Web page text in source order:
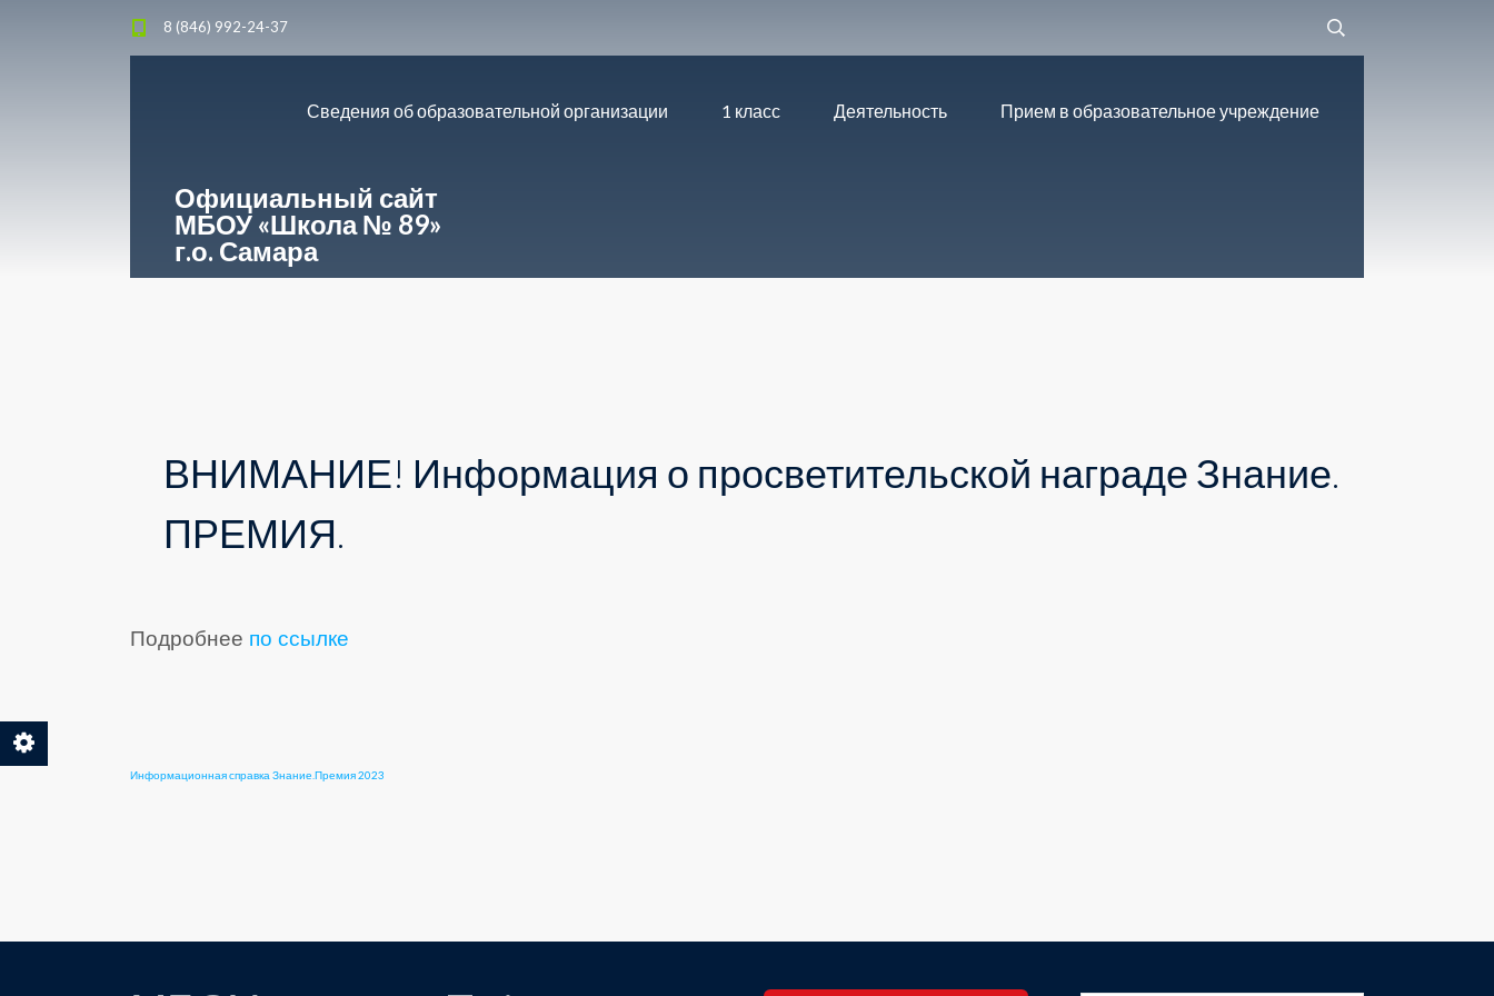
8 (846) 992-24-37
Сведения об образовательной организации 1 класс Деятельность Прием в образовательное учреждение
Официальный сайт
МБОУ «Школа № 89»
г.о. Самара
ВНИМАНИЕ! Информация о просветительской награде Знание.
ПРЕМИЯ.
Подробнее по ссылке
Информационная справка Знание.Премия 2023